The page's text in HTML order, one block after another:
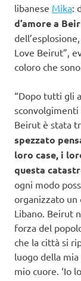
libanese Mika:
d’amore a
dell’esplosione,
Love Beirut”,
coloro che
“Dopo tutti gli
sconvolgimenti
Beirut è stata
spezzato
loro case, i
questa
ogni modo
organizzato un
Libano. Beirut
forza del
che la città si
luogo della
mio cuore. ‘Io